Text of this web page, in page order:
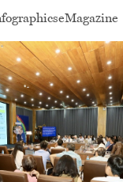
eMagazine